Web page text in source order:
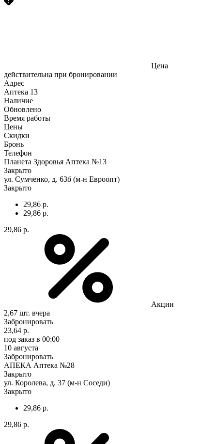
Цена
действительна при бронировании
Адрес
Аптека 13
Наличие
Обновлено
Время работы
Цены
Скидки
Бронь
Телефон
Планета Здоровья Аптека №13
Закрыто
ул. Сумченко, д. 63б (м-н Евроопт)
Закрыто
29,86 р.
29,86 р.
29,86 р.
Акции
2,67 шт. вчера
Забронировать
23,64 р.
под заказ в 00:00
10 августа
Забронировать
АПЕКА Аптека №28
Закрыто
ул. Королева, д. 37 (м-н Соседи)
Закрыто
29,86 р.
29,86 р.